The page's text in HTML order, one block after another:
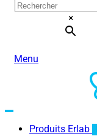
×
Menu
Produits Erlab